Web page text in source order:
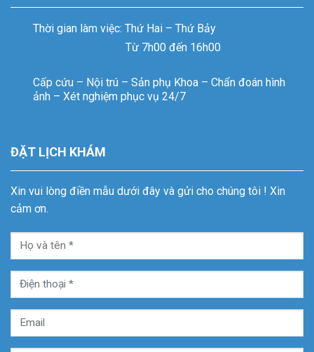
Thời gian làm việc: Thứ Hai – Thứ Bảy
Từ 7h00 đến 16h00
Cấp cứu – Nội trú – Sản phụ Khoa – Chẩn đoán hình
ảnh – Xét nghiệm phục vụ 24/7
ĐẶT LỊCH KHÁM
Xin vui lòng điền mẫu dưới đây và gửi cho chúng tôi ! Xin
cảm ơn.